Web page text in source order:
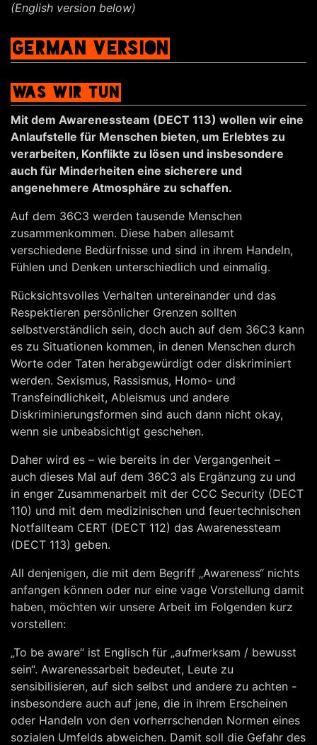
(English version below)
GERMAN VERSION
WAS WIR TUN
Mit dem Awarenessteam (DECT 113) wollen wir eine
Anlaufstelle für Menschen bieten, um Erlebtes zu
verarbeiten, Konflikte zu lösen und insbesondere
auch für Minderheiten eine sicherere und
angenehmere Atmosphäre zu schaffen.
Auf dem 36C3 werden tausende Menschen
zusammenkommen. Diese haben allesamt
verschiedene Bedürfnisse und sind in ihrem Handeln,
Fühlen und Denken unterschiedlich und einmalig.
Rücksichtsvolles Verhalten untereinander und das
Respektieren persönlicher Grenzen sollten
selbstverständlich sein, doch auch auf dem 36C3 kann
es zu Situationen kommen, in denen Menschen durch
Worte oder Taten herabgewürdigt oder diskriminiert
werden. Sexismus, Rassismus, Homo- und
Transfeindlichkeit, Ableismus und andere
Diskriminierungsformen sind auch dann nicht okay,
wenn sie unbeabsichtigt geschehen.
Daher wird es – wie bereits in der Vergangenheit –
auch dieses Mal auf dem 36C3 als Ergänzung zu und
in enger Zusammenarbeit mit der CCC Security (DECT
110) und mit dem medizinischen und feuertechnischen
Notfallteam CERT (DECT 112) das Awarenessteam
(DECT 113) geben.
All denjenigen, die mit dem Begriff „Awareness“ nichts
anfangen können oder nur eine vage Vorstellung damit
haben, möchten wir unsere Arbeit im Folgenden kurz
vorstellen:
„To be aware“ ist Englisch für „aufmerksam / bewusst
sein“. Awarenessarbeit bedeutet, Leute zu
sensibilisieren, auf sich selbst und andere zu achten -
insbesondere auch auf jene, die in ihrem Erscheinen
oder Handeln von den vorherrschenden Normen eines
sozialen Umfelds abweichen. Damit soll die Gefahr des